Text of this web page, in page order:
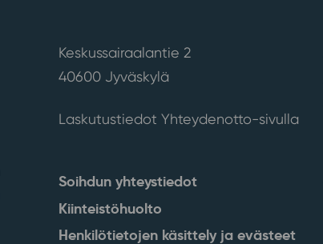
Keskussairaalantie 2
40600 Jyväskylä
Laskutustiedot Yhteydenotto-sivulla
Soihdun yhteystiedot
Kiinteistöhuolto
Henkilötietojen käsittely ja evästeet